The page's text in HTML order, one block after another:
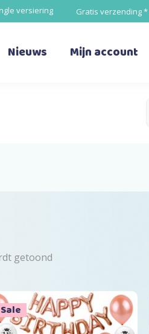
versiering Gratis verzending *
Nieuws Mijn account
getoondGesorteerd
populariteit
Sale